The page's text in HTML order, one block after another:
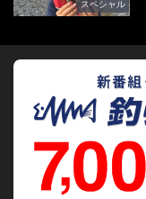
スペシャル